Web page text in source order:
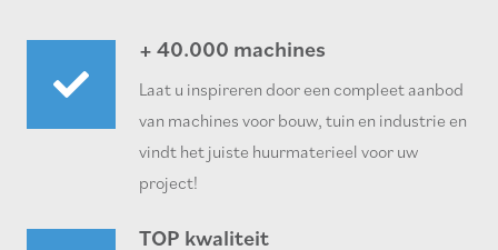
+ 40.000 machines
Laat u inspireren door een compleet aanbod
van machines voor bouw, tuin en industrie en
vindt het juiste huurmaterieel voor uw
project!
TOP kwaliteit